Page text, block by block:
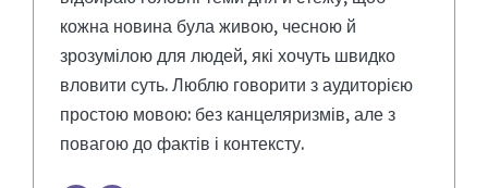
кожна новина була живою, чесною й
зрозумілою для людей, які хочуть швидко
вловити суть. Люблю говорити з аудиторією
простою мовою: без канцеляризмів, але з
повагою до фактів і контексту.